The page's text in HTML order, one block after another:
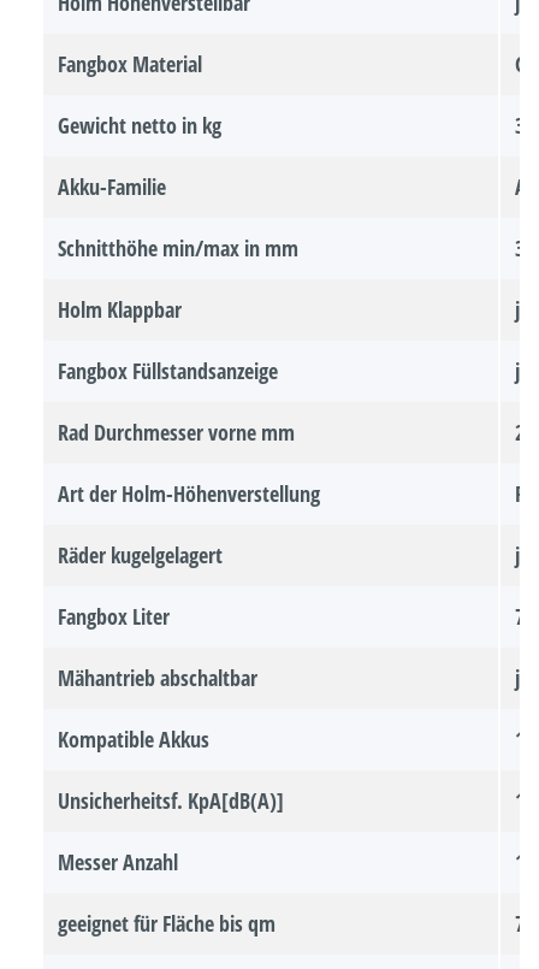
Fangbox Material
Gewicht netto in kg
Akku-Familie
Schnitthöhe min/max in mm
Holm Klappbar ja
Fangbox Füllstandsanzeige ja
Rad Durchmesser vorne mm
Art der Holm-Höhenverstellung
Räder kugelgelagert ja
Fangbox Liter 70
Mähantrieb abschaltbar ja
Kompatible Akkus
Unsicherheitsf. KpA[dB(A)] 1
Messer Anzahl 1
geeignet für Fläche bis qm